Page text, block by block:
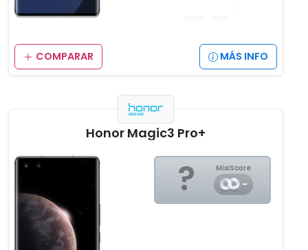
COMPARAR MÁS INFO
Honor Magic3 Pro+
? MixiScore
-